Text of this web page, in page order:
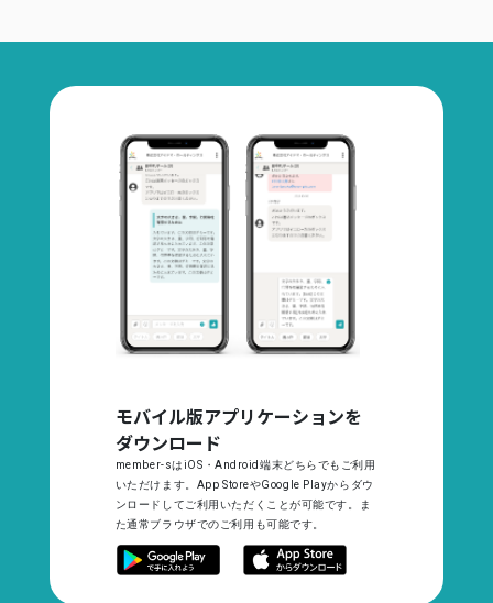
モバイル版アプリケーションを
ダウンロード
member-sはiOS・Android端末どちらでもご利用
いただけます。App StoreやGoogle Playからダウ
ンロードしてご利用いただくことが可能です。ま
た通常ブラウザでのご利用も可能です。